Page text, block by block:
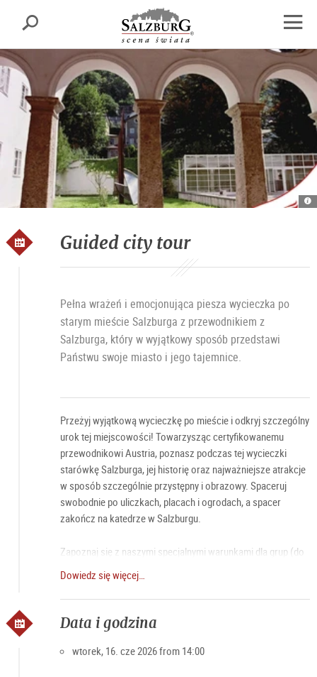
sr.skipnav.Zum
Inhalt
springen
sr.skipnav.Zum
Hauptmenü
springen
sr.skipnav.Zu
den
Kontaktinformationen
Szukaj
Guided city tour
Pełna wrażeń i emocjonująca piesza wycieczka po
starym mieście Salzburga z przewodnikiem z
Salzburga, który w wyjątkowy sposób przedstawi
Państwu swoje miasto i jego tajemnice.
Przeżyj wyjątkową wycieczkę po mieście i odkryj szczególny
urok tej miejscowości! Towarzysząc certyfikowanemu
przewodnikowi Austria, poznasz podczas tej wycieczki
starówkę Salzburga, jej historię oraz najważniejsze atrakcje
w sposób szczególnie przystępny i obrazowy. Spaceruj
swobodnie po uliczkach, placach i ogrodach, a spacer
zakończ na katedrze w Salzburgu.
Zapoznaj się z naszymi specjalnymi warunkami dla grup (do
25 os. na przewodnika) oraz dla małych grup i rodzin.
• Rezerwacja dlamałych grup, rodzin i gości
indywidualnych
• Rezerwacja
indywidualni przy grupie powyżej 8 osób) nowość!
Dowiedz się więcej…
Data i godzina
wtorek, 16. cze 2026 from 14:00